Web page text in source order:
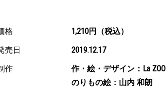
格
1,210円（税込）
売日
2019.12.17
作
作・絵・デザイン：La ZOO
のりもの絵：山内 和朗